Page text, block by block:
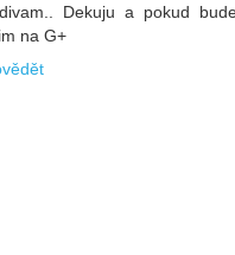
Dekuju a pokud
na G+